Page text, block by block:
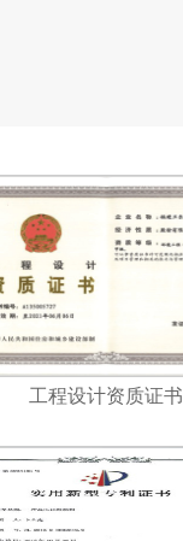
工程设计资质证书